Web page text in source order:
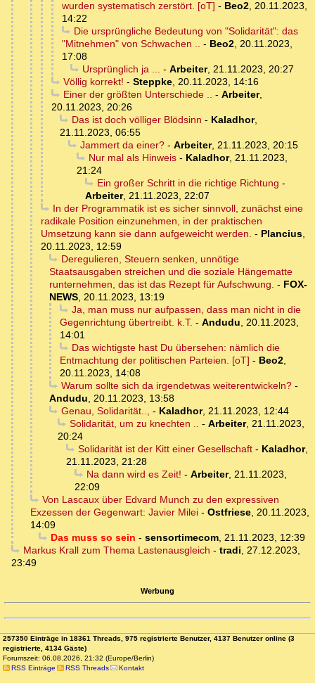
wurden systematisch zerstört. [oT] - Beo2, 20.11.2023,
14:22
Die ursprüngliche Bedeutung von "Solidarität": das
"Mitnehmen" von Schwachen .. - Beo2, 20.11.2023,
17:08
Ursprünglich ja ... - Arbeiter, 21.11.2023, 20:27
Völlig korrekt! - Steppke, 20.11.2023, 14:16
Einer der größten Unterschiede .. - Arbeiter,
20.11.2023, 20:26
Das ist doch völliger Blödsinn - Kaladhor,
21.11.2023, 06:55
Jammert da einer?- Arbeiter, 21.11.2023, 20:15
Nur mal als Hinweis- Kaladhor, 21.11.2023,
21:24
Ein großer Schritt in die richtige Richtung -
Arbeiter, 21.11.2023, 22:07
In der Programmatik ist es sicher sinnvoll, zunächst eine
radikale Position einzunehmen, in der praktischen
Umsetzung kann sie dann aufgeweicht werden. - Plancius,
20.11.2023, 12:59
Deregulieren, Steuern senken, unnötige
Staatsausgaben streichen und die soziale Hängematte
runternehmen, das ist das Rezept für Aufschwung. - FOX-
NEWS, 20.11.2023, 13:19
Ja, man muss nur aufpassen, dass man nicht in die
Gegenrichtung übertreibt. k.T. - Andudu, 20.11.2023,
14:01
Das wichtigste hast Du übersehen: nämlich die
Entmachtung der politischen Parteien. [oT] - Beo2,
20.11.2023, 14:08
Warum sollte sich da irgendetwas weiterentwickeln?-
Andudu, 20.11.2023, 13:58
Genau, Solidarität.., - Kaladhor, 21.11.2023, 12:44
Solidarität, um zu knechten .. - Arbeiter, 21.11.2023,
20:24
Solidarität ist der Kitt einer Gesellschaft- Kaladhor,
21.11.2023, 21:28
Na dann wird es Zeit! - Arbeiter, 21.11.2023,
22:09
Von Lascaux über Edvard Munch zu den expressiven
Exzessen der Gegenwart: Javier Milei - Ostfriese, 20.11.2023,
14:09
Das muss so sein - sensortimecom, 21.11.2023, 12:39
Markus Krall zum Thema Lastenausgleich - tradi, 27.12.2023,
23:49
Werbung
257350 Einträge in 18361 Threads, 975 registrierte Benutzer, 4137 Benutzer online (3
registrierte, 4134 Gäste)
Forumszeit: 06.08.2026, 21:32 (Europe/Berlin)
RSS Einträge
RSS Threads Kontakt